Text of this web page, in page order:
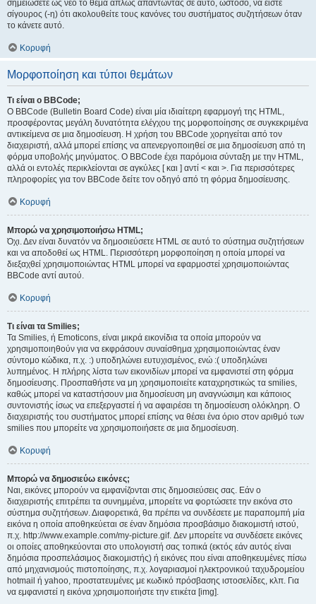
σημειώσετε ως νέο το θέμα απλώς απαντώντας σε αυτό, ωστόσο, να είστε
σίγουρος (-η) ότι ακολουθείτε τους κανόνες του συστήματος συζητήσεων όταν
το κάνετε αυτό.
Κορυφή
Μορφοποίηση και τύποι θεμάτων
Τι είναι ο BBCode;
Ο BBCode (Bulletin Board Code) είναι μία ιδιαίτερη εφαρμογή της HTML,
προσφέροντας μεγάλη δυνατότητα ελέγχου της μορφοποίησης σε συγκεκριμένα
αντικείμενα σε μια δημοσίευση. Η χρήση του BBCode χορηγείται από τον
διαχειριστή, αλλά μπορεί επίσης να απενεργοποιηθεί σε μια δημοσίευση από τη
φόρμα υποβολής μηνύματος. Ο BBCode έχει παρόμοια σύνταξη με την HTML,
αλλά οι εντολές περικλείονται σε αγκύλες [ και ] αντί < και >. Για περισσότερες
πληροφορίες για τον BBCode δείτε τον οδηγό από τη φόρμα δημοσίευσης.
Κορυφή
Μπορώ να χρησιμοποιήσω HTML;
Όχι. Δεν είναι δυνατόν να δημοσιεύσετε HTML σε αυτό το σύστημα συζητήσεων
και να αποδοθεί ως HTML. Περισσότερη μορφοποίηση η οποία μπορεί να
διεξαχθεί χρησιμοποιώντας HTML μπορεί να εφαρμοστεί χρησιμοποιώντας
BBCode αντί αυτού.
Κορυφή
Τι είναι τα Smilies;
Τα Smilies, ή Emoticons, είναι μικρά εικονίδια τα οποία μπορούν να
χρησιμοποιηθούν για να εκφράσουν συναίσθημα χρησιμοποιώντας έναν
σύντομο κώδικα, π.χ. :) υποδηλώνει ευτυχισμένος, ενώ :( υποδηλώνει
λυπημένος. Η πλήρης λίστα των εικονιδίων μπορεί να εμφανιστεί στη φόρμα
δημοσίευσης. Προσπαθήστε να μη χρησιμοποιείτε καταχρηστικώς τα smilies,
καθώς μπορεί να καταστήσουν μια δημοσίευση μη αναγνώσιμη και κάποιος
συντονιστής ίσως να επεξεργαστεί ή να αφαιρέσει τη δημοσίευση ολόκληρη. Ο
διαχειριστής του συστήματος μπορεί επίσης να θέσει ένα όριο στον αριθμό των
smilies που μπορείτε να χρησιμοποιήσετε σε μια δημοσίευση.
Κορυφή
Μπορώ να δημοσιεύω εικόνες;
Ναι, εικόνες μπορούν να εμφανίζονται στις δημοσιεύσεις σας. Εάν ο
διαχειριστής επιτρέπει τα συνημμένα, μπορείτε να φορτώσετε την εικόνα στο
σύστημα συζητήσεων. Διαφορετικά, θα πρέπει να συνδέσετε με παραπομπή μία
εικόνα η οποία αποθηκεύεται σε έναν δημόσια προσβάσιμο διακομιστή ιστού,
π.χ. http://www.example.com/my-picture.gif. Δεν μπορείτε να συνδέσετε εικόνες
οι οποίες αποθηκεύονται στο υπολογιστή σας τοπικά (εκτός εάν αυτός είναι
δημόσια προσπελάσιμος διακομιστής) ή εικόνες που είναι αποθηκευμένες πίσω
από μηχανισμούς πιστοποίησης, π.χ. λογαριασμοί ηλεκτρονικού ταχυδρομείου
hotmail ή yahoo, προστατευμένες με κωδικό πρόσβασης ιστοσελίδες, κλπ. Για
να εμφανιστεί η εικόνα χρησιμοποιήστε την ετικέτα [img].